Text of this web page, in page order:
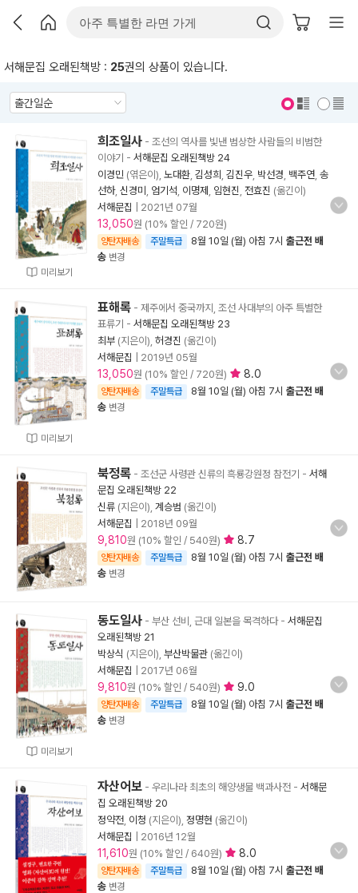
서해문집 오래된책방 : 25권의 상품이 있습니다.
미리보기
희조일사 - 조선의 역사를 빛낸 범상한 사람들의 비범한
이야기 - 서해문집 오래된책방 24
이경민 (엮은이), 노대환 김성희 김진우 박선경 백주연 송
선하, 신경미 엄기석 이명제 임현진 전효진 (옮긴이)
서해문집
2021년 07월
13,050원 (10% 할인 / 720원)
양탄자배송 주말특급 8월 10일 (월) 아침 7시 출근전 배
송 변경
미리보기
표해록 - 제주에서 중국까지, 조선 사대부의 아주 특별한
표류기 - 서해문집 오래된책방 23
최부 (지은이), 허경진 (옮긴이)
서해문집
2019년 05월
13,050원 (10% 할인 / 720원) 8.0
양탄자배송 주말특급 8월 10일 (월) 아침 7시 출근전 배
송 변경
북정록 - 조선군 사령관 신류의 흑룡강원정 참전기 - 서해
문집 오래된책방 22
신류 (지은이), 계승범 (옮긴이)
서해문집
2018년 09월
9,810원 (10% 할인 / 540원) 8.7
양탄자배송 주말특급 8월 10일 (월) 아침 7시 출근전 배
송 변경
미리보기
동도일사 - 부산 선비, 근대 일본을 목격하다- 서해문집
오래된책방 21
박상식 (지은이), 부산박물관 (옮긴이)
서해문집
2017년 06월
9,810원 (10% 할인 / 540원) 9.0
양탄자배송 주말특급 8월 10일 (월) 아침 7시 출근전 배
송 변경
자산어보 - 우리나라 최초의 해양생물 백과사전 - 서해문
집 오래된책방 20
정약전 이청 (지은이), 정명현 (옮긴이)
서해문집
2016년 12월
11,610원 (10% 할인 / 640원) 8.0
양탄자배송 주말특급 8월 10일 (월) 아침 7시 출근전 배
송 변경